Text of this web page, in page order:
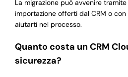
La migrazione può avvenire
importazione offerti dal CRM o
aiutarti nel processo.
Quanto costa un CRM
sicurezza?